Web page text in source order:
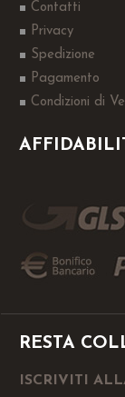
Contatti
Privacy
Spedizione
Pagamento
Condizioni di
RESTA
ISCRIVITI